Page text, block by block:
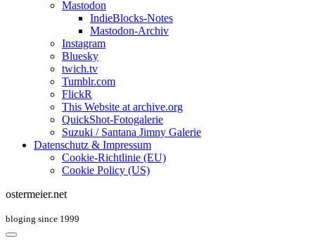
Mastodon
IndieBlocks-Notes
Mastodon-Archiv
Instagram
Bluesky
twich.tv
Tumblr.com
FlickR
This Website at archive.org
QuickShot-Fotogalerie
Suzuki / Santana Jimny Galerie
Datenschutz & Impressum
Cookie-Richtlinie (EU)
Cookie Policy (US)
ostermeier.net
bloging since 1999